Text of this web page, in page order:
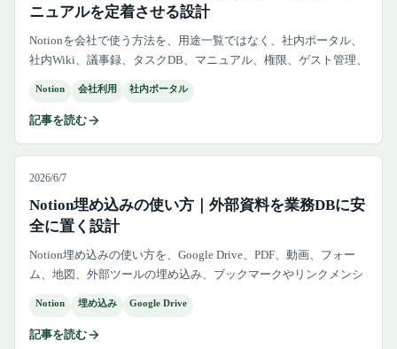
ニュアルを定着させる設計
Notionを会社で使う方法を、用途一覧ではなく、社内ポータル、
社内Wiki、議事録、タスクDB、マニュアル、権限、ゲスト管理、
Notion 会社利用 社内ポータル
記事を読む
2026/6/7
Notion埋め込みの使い方｜外部資料を業務DBに安
全に置く設計
Notion埋め込みの使い方を、Google Drive、PDF、動画、フォー
ム、地図、外部ツールの埋め込み、ブックマークやリンクメンシ
Notion 埋め込み Google Drive
記事を読む